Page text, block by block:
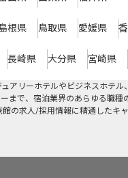
根県 鳥取県 愛媛県
長崎県 大分県 宮崎県
アリーホテルやビジネスホテ
まで、宿泊業界のあらゆる職
の求人/採用情報に精通した